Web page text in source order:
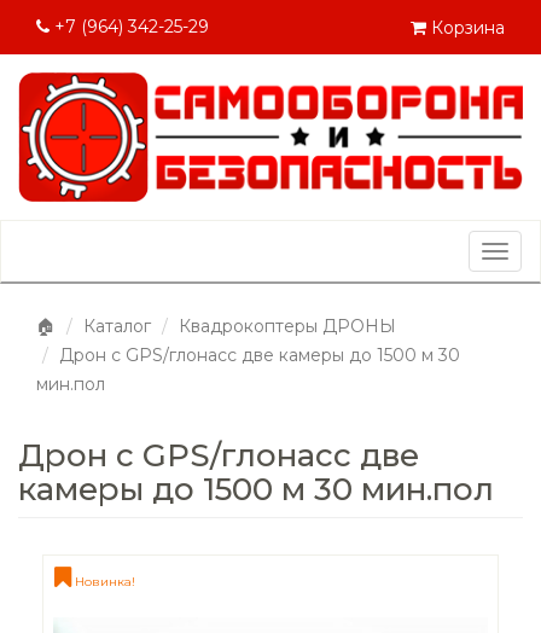
+7 (964) 342-25-29 Корзина
🏠
Каталог
Квадрокоптеры ДРОНЫ
Дрон с GPS/глонасс две камеры до 1500 м 30
мин.пол
Дрон с GPS/глонасс две
камеры до 1500 м 30 мин.пол
Новинка!